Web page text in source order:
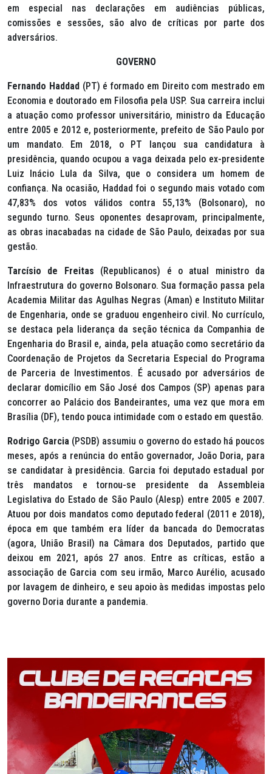
em especial nas declarações em audiências públicas,
comissões e sessões, são alvo de críticas por parte dos
adversários.
GOVERNO
Fernando Haddad(PT) é formado em Direito com mestrado em
Economia e doutorado em Filosofia pela USP. Sua carreira inclui
a atuação como professor universitário, ministro da Educação
entre 2005 e 2012 e, posteriormente, prefeito de São Paulo por
um mandato. Em 2018, o PT lançou sua candidatura à
presidência, quando ocupou a vaga deixada pelo ex-presidente
Luiz Inácio Lula da Silva, que o considera um homem de
confiança. Na ocasião, Haddad foi o segundo mais votado com
47,83% dos votos válidos contra 55,13% (Bolsonaro), no
segundo turno. Seus oponentes desaprovam, principalmente,
as obras inacabadas na cidade de São Paulo, deixadas por sua
gestão.
Tarcísio de Freitas (Republicanos) é o atual ministro da
Infraestrutura do governo Bolsonaro. Sua formação passa pela
Academia Militar das Agulhas Negras (Aman) e Instituto Militar
de Engenharia, onde se graduou engenheiro civil. No currículo,
se destaca pela liderança da seção técnica da Companhia de
Engenharia do Brasil e, ainda, pela atuação como secretário da
Coordenação de Projetos da Secretaria Especial do Programa
de Parceria de Investimentos. É acusado por adversários de
declarar domicílio em São José dos Campos (SP) apenas para
concorrer ao Palácio dos Bandeirantes, uma vez que mora em
Brasília (DF), tendo pouca intimidade com o estado em questão.
Rodrigo Garcia (PSDB) assumiu o governo do estado há poucos
meses, após a renúncia do então governador, João Doria, para
se candidatar à presidência. Garcia foi deputado estadual por
três mandatos e tornou-se presidente da Assembleia
Legislativa do Estado de São Paulo (Alesp) entre 2005 e 2007.
Atuou por dois mandatos como deputado federal (2011 e 2018),
época em que também era líder da bancada do Democratas
(agora, União Brasil) na Câmara dos Deputados, partido que
deixou em 2021, após 27 anos. Entre as críticas, estão a
associação de Garcia com seu irmão, Marco Aurélio, acusado
por lavagem de dinheiro, e seu apoio às medidas impostas pelo
governo Doria durante a pandemia.